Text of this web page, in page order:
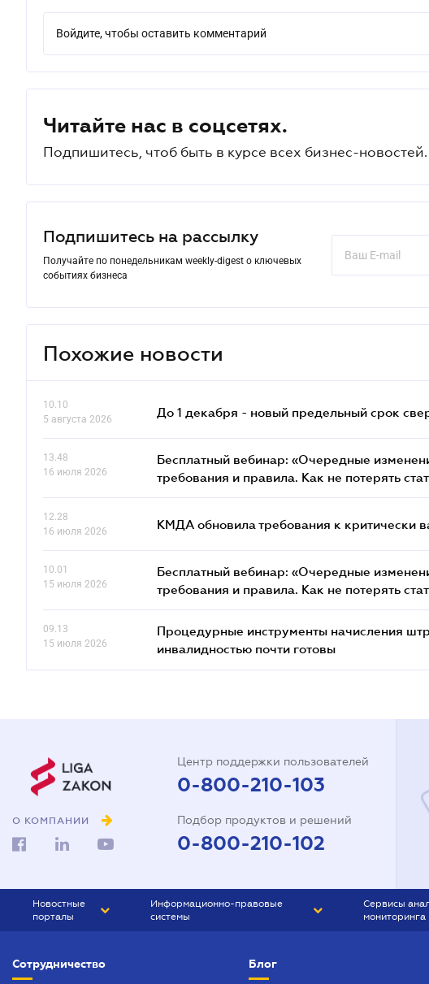
Войдите, чтобы оставить комментарий
Читайте нас в соцсетях.
Подпишитесь, чтоб быть в курсе всех бизнес-новостей.
Подпишитесь на рассылку
Получайте по понедельникам weekly-digest о ключевых
событиях бизнеса
Похожие новости
10.10
5 августа 2026
До 1 декабря - новый предельный срок
13.48
16 июля 2026
Бесплатный вебинар: «Очередные
требования и правила. Как не потерять
12.28
16 июля 2026
КМДА обновила требования к критически
10.01
15 июля 2026
Бесплатный вебинар: «Очередные
требования и правила. Как не потерять
09.13
15 июля 2026
Процедурные инструменты начисления
инвалидностью почти готовы
О КОМПАНИИ
Центр поддержки пользователей
0-800-210-103
Подбор продуктов и решений
0-800-210-102
Новостные
порталы
БИЗНЕС
Информационно-правовые
системы
Сервисы
мониторинга
Сотрудничество Блог